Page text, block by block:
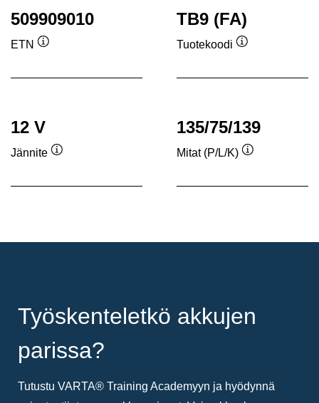
509909010
ETN
TB9 (FA)
Tuotekoodi
12 V
Jännite
135/75/139
Mitat (P/L/K)
Työskenteletkö akkujen
parissa?
Tutustu VARTA® Training Academyyn ja hyödynnä